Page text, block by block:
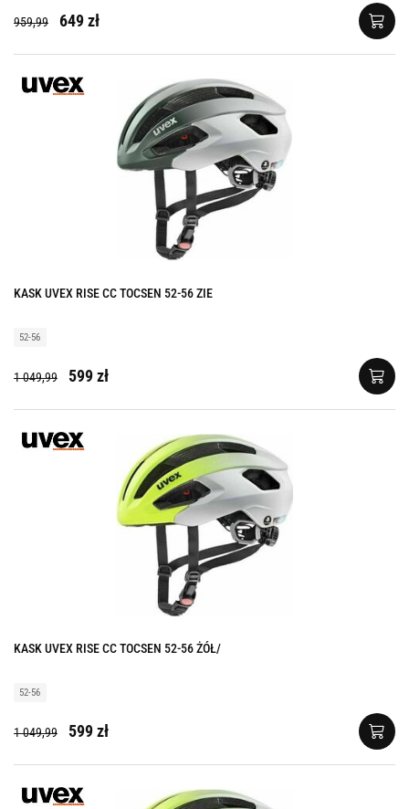
959,99 649 zł
KASK UVEX RISE CC TOCSEN 52-56 ZIE
52-56
1 049,99 599 zł
KASK UVEX RISE CC TOCSEN 52-56 ŻÓŁ/
52-56
1 049,99 599 zł